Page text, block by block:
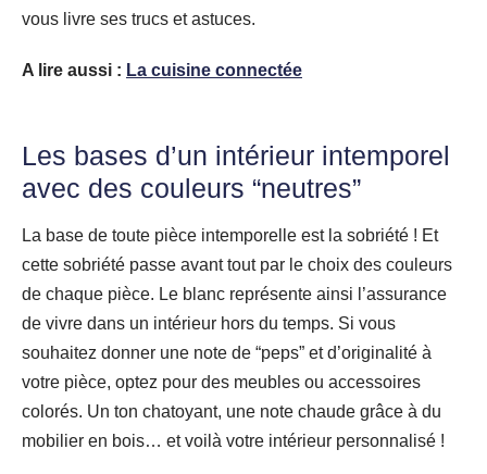
vous livre ses trucs et astuces.
A lire aussi : La cuisine connectée
Les bases d’un intérieur intemporel
avec des couleurs “neutres”
La base de toute pièce intemporelle est la sobriété ! Et
cette sobriété passe avant tout par le choix des couleurs
de chaque pièce. Le blanc représente ainsi l’assurance
de vivre dans un intérieur hors du temps. Si vous
souhaitez donner une note de “peps” et d’originalité à
votre pièce, optez pour des meubles ou accessoires
colorés. Un ton chatoyant, une note chaude grâce à du
mobilier en bois… et voilà votre intérieur personnalisé !